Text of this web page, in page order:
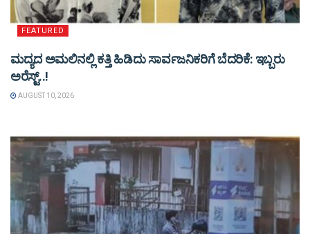
FEATURED
ಮದ್ಯದ ಅಮಲಿನಲ್ಲಿ ಕತ್ತಿ ಹಿಡಿದು ಸಾರ್ವಜನಿಕರಿಗೆ ಬೆದರಿಕೆ: ಇಬ್ಬರು
ಅರೆಸ್ಟ್..!
AUGUST 10, 2026